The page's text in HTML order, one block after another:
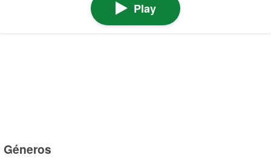
Play
Géneros